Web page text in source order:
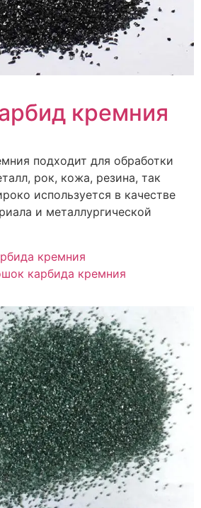
кремния
подходит для обработки
рок, кожа, резина, так
используется в качестве
и металлургической
кремния
карбида кремния